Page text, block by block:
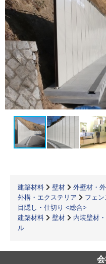
建築材料 壁材 外壁材・
外構・エクステリア
フェン
目隠し・仕切り <総合>
建築材料
壁材 内装壁材
ル